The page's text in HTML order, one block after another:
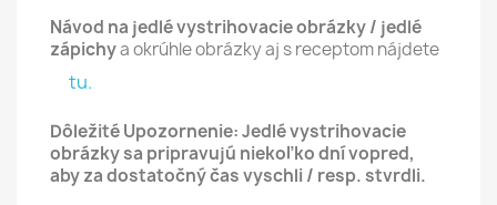
Návod na jedlé vystrihovacie obrázky / jedlé
zápichya okrúhle obrázky aj s receptom nájdete
tu.
Dôležité Upozornenie: Jedlé vystrihovacie
obrázky sa pripravujú niekoľko dní vopred,
aby za dostatočný čas vyschli / resp. stvrdli.